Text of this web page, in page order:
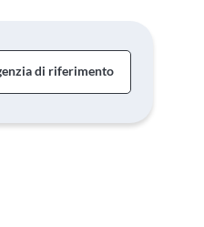
di riferimento